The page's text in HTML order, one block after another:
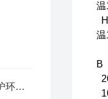
便携式NH3气体检测仪——守护环境安全的利器
B